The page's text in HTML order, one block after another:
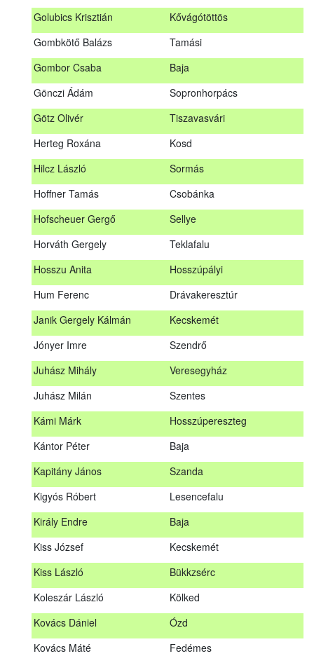
Golubics Krisztián
Kővágótöttös
Gombkötő Balázs
Tamási
Gombor Csaba
Baja
Gönczi Ádám
Sopronhorpács
Götz Olivér
Tiszavasvári
Herteg Roxána
Kosd
Hilcz László
Sormás
Hoffner Tamás
Csobánka
Hofscheuer Gergő
Sellye
Horváth Gergely
Teklafalu
Hosszu Anita
Hosszúpályi
Hum Ferenc
Drávakeresztúr
Janik Gergely Kálmán
Kecskemét
Jónyer Imre
Szendrő
Juhász Mihály
Veresegyház
Juhász Milán
Szentes
Kámi Márk
Hosszúpereszteg
Kántor Péter
Baja
Kapitány János
Szanda
Kigyós Róbert
Lesencefalu
Király Endre
Baja
Kiss József
Kecskemét
Kiss László
Bükkzsérc
Koleszár László
Kölked
Kovács Dániel
Ózd
Kovács Máté
Fedémes
Egyházasrádóc
Kiskorpád
Kővágótöttös
Gombor Csaba
Kosd
Csobánka
Horváth Gergely
Hosszu Anita
Drávakeresztúr
Szendrő
Veresegyház
Juhász Milán
Kámi Márk
Kántor Péter
Baja